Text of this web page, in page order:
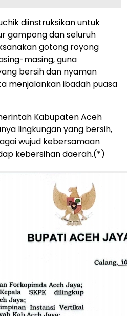
diinstruksikan untuk
gampong dan seluruh
gotong royong
masing, guna
bersih dan nyaman
menjalankan ibadah puasa
Kabupaten Aceh
lingkungan yang bersih,
wujud kebersamaan
kebersihan daerah.(*)